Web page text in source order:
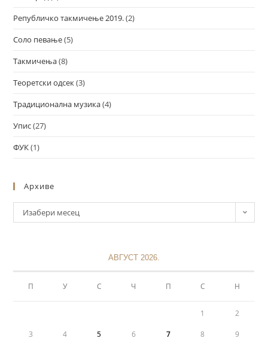
Републичко такмичење 2019.(2)
Соло певање(5)
Такмичења(8)
Теоретски одсек (3)
Традиционална музика(4)
Упис(27)
ФУК(1)
Архиве
Изабери месец
АВГУСТ 2026.
П У С Ч П С Н
1 2
3 4 5 6 7 8 9